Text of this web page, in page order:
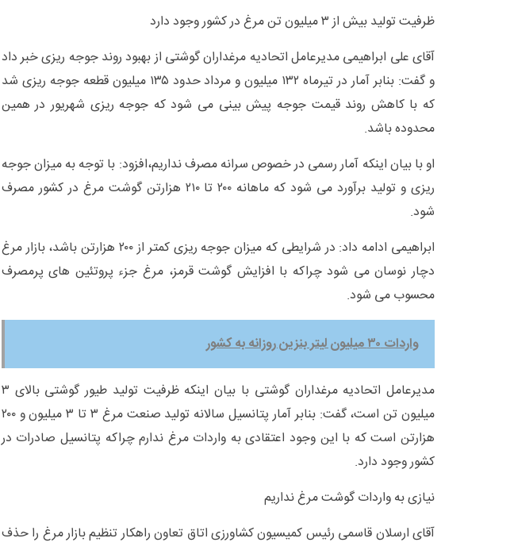
ظرفیت تولید بیش از ۳ میلیون تن مرغ در کشور وجود دارد
آقای علی ابراهیمی مدیرعامل اتحادیه مرغداران گوشتی از بهبود روند جوجه ریزی خبر داد
و گفت: بنابر آمار در تیرماه ۱۳۲ میلیون و مرداد حدود ۱۳۵ میلیون قطعه جوجه ریزی شد
که با کاهش روند قیمت جوجه پیش بینی می شود که جوجه ریزی شهریور در همین
محدوده باشد.
او با بیان اینکه آمار رسمی در خصوص سرانه مصرف نداریم،افزود: با توجه به میزان جوجه
ریزی و تولید برآورد می شود که ماهانه ۲۰۰ تا ۲۱۰ هزارتن گوشت مرغ در کشور مصرف
شود.
ابراهیمی ادامه داد: در شرایطی که میزان جوجه ریزی کمتر از ۲۰۰ هزارتن باشد، بازار مرغ
دچار نوسان می شود چراکه با افزایش گوشت قرمز، مرغ جزء پروتئین های پرمصرف
محسوب می شود.
واردات ۳۰ میلیون لیتر بنزین روزانه به کشور
مدیرعامل اتحادیه مرغداران گوشتی با بیان اینکه ظرفیت تولید طیور گوشتی بالای ۳
میلیون تن است، گفت: بنابر آمار پتانسیل سالانه تولید صنعت مرغ ۳ تا ۳ میلیون و ۲۰۰
هزارتن است که با این وجود اعتقادی به واردات مرغ ندارم چراکه پتانسیل صادرات در
کشور وجود دارد.
نیازی به واردات گوشت مرغ نداریم
آقای ارسلان قاسمی رئیس کمیسیون کشاورزی اتاق تعاون راهکار تنظیم بازار مرغ را حذف